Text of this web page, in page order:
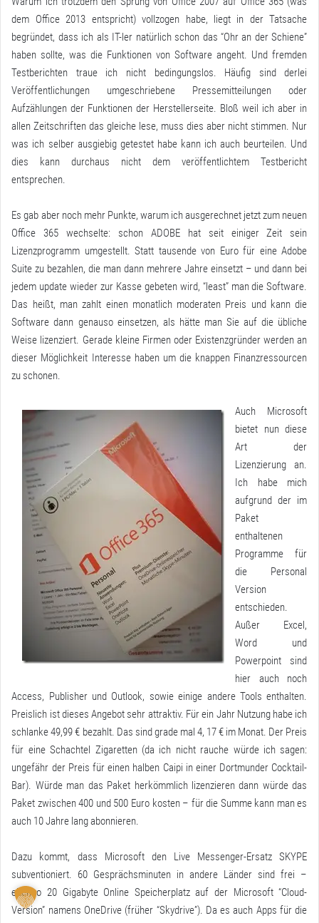
dem Office 2013 entspricht) vollzogen habe, liegt in der Tatsache
begründet, dass ich als IT-ler natürlich schon das “Ohr an der Schiene”
haben sollte, was die Funktionen von Software angeht. Und fremden
Testberichten traue ich nicht bedingungslos. Häufig sind derlei
Veröffentlichungen umgeschriebene Pressemitteilungen oder
Aufzählungen der Funktionen der Herstellerseite. Bloß weil ich aber in
allen Zeitschriften das gleiche lese, muss dies aber nicht stimmen. Nur
was ich selber ausgiebig getestet habe kann ich auch beurteilen. Und
dies kann durchaus nicht dem veröffentlichtem Testbericht
entsprechen.
Es gab aber noch mehr Punkte, warum ich ausgerechnet jetzt zum neuen
Office 365 wechselte: schon ADOBE hat seit einiger Zeit sein
Lizenzprogramm umgestellt. Statt tausende von Euro für eine Adobe
Suite zu bezahlen, die man dann mehrere Jahre einsetzt – und dann bei
jedem update wieder zur Kasse gebeten wird, “least” man die Software.
Das heißt, man zahlt einen monatlich moderaten Preis und kann die
Software dann genauso einsetzen, als hätte man Sie auf die übliche
Weise lizenziert. Gerade kleine Firmen oder Existenzgründer werden an
dieser Möglichkeit Interesse haben um die knappen Finanzressourcen
zu schonen.
Auch Microsoft
bietet nun diese
Art der
Lizenzierung an.
Ich habe mich
aufgrund der im
Paket
enthaltenen
Programme für
die Personal
Version
entschieden.
Außer Excel,
Word und
Powerpoint sind
hier auch noch
Access, Publisher und Outlook, sowie einige andere Tools enthalten.
Preislich ist dieses Angebot sehr attraktiv. Für ein Jahr Nutzung habe ich
schlanke 49,99 € bezahlt. Das sind grade mal 4, 17 € im Monat. Der Preis
für eine Schachtel Zigaretten (da ich nicht rauche würde ich sagen:
ungefähr der Preis für einen halben Caipi in einer Dortmunder Cocktail-
Bar). Würde man das Paket herkömmlich lizenzieren dann würde das
Paket zwischen 400 und 500 Euro kosten – für die Summe kann man es
auch 10 Jahre lang abonnieren.
Dazu kommt, dass Microsoft den Live Messenger-Ersatz SKYPE
subventioniert. 60 Gesprächsminuten in andere Länder sind frei –
ebenso 20 Gigabyte Online Speicherplatz auf der Microsoft “Cloud-
Version” namens OneDrive (früher “Skydrive”). Da es auch Apps für die